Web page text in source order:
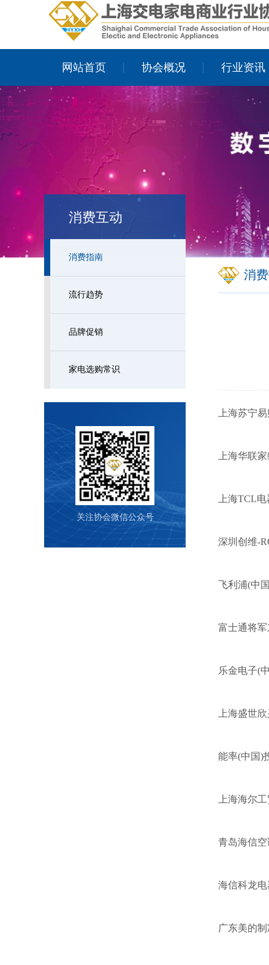
网站首页 协会概况 行业资讯
消费互动
消费指南
流行趋势
品牌促销
家电选购常识
关注协会微信公众号
消
上海苏宁
上海华联
上海TCL
深圳创维-
飞利浦(中
富士通将军
乐金电子(
上海盛世
能率(中国)
上海海尔
青岛海信空
海信科龙电
广东美的制